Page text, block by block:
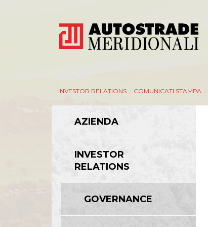
INVESTOR RELATIONS COMUNICATI STAMPA
AZIENDA
INVESTOR
RELATIONS
GOVERNANCE